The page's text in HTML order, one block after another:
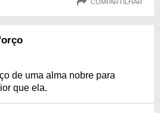
COMPARTILHAR
de uma alma nobre para
que ela.